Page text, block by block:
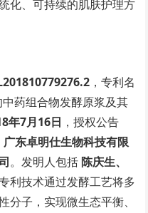
化、可持续的肌肤护理方
，专利名
药组合物发酵原浆及其
年7月16日 ，授权公告
广东卓明仕生物科技有限
。发明人包括 陈庆生、
利技术通过发酵工艺将多
分子，实现微生态平衡、